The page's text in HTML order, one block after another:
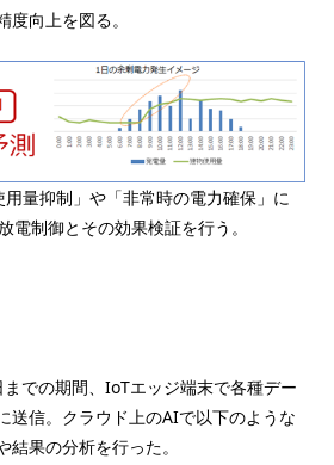
向上を図る。
量抑制」や「非常時の電力確保」に
電制御とその効果検証を行う。
での期間、IoTエッジ端末で各種デー
送信。クラウド上のAIで以下のような
果の分析を行った。